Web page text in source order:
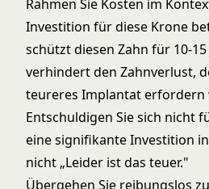
Rahmen Sie Kosten im
Investition für diese Krone
schützt diesen Zahn für 10-15
verhindert den Zahnverlust,
teureres Implantat erfordern
Entschuldigen Sie sich nicht
eine signifikante Investition
nicht „Leider ist das teuer."
Übergehen Sie reibungslos